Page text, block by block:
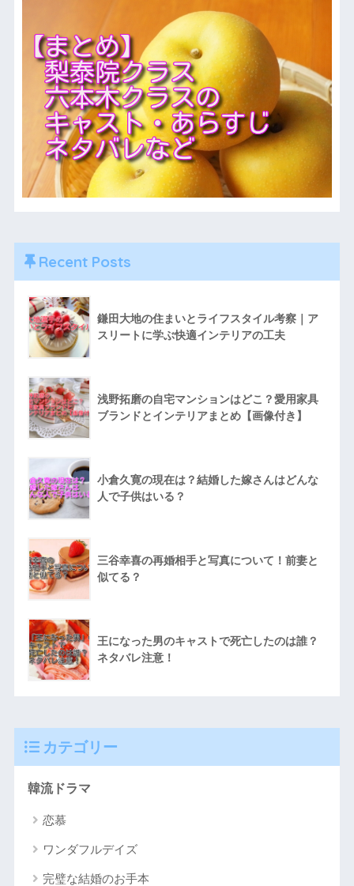
Recent Posts
鎌田大地の住まいとライフスタイル考察｜ア
スリートに学ぶ快適インテリアの工夫
浅野拓磨の自宅マンションはどこ？愛用家具
ブランドとインテリアまとめ【画像付き】
小倉久寛の現在は？結婚した嫁さんはどんな
人で子供はいる？
三谷幸喜の再婚相手と写真について！前妻と
似てる？
王になった男のキャストで死亡したのは誰？
ネタバレ注意！
カテゴリー
韓流ドラマ
恋慕
ワンダフルデイズ
完璧な結婚のお手本